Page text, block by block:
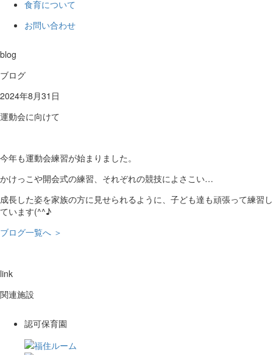
食育について
お問い合わせ
blog
ブログ
2024年8月31日
運動会に向けて
今年も運動会練習が始まりました。
かけっこや開会式の練習、それぞれの競技によさこい…
成長した姿を家族の方に見せられるように、子ども達も頑張って練習し
ています(^^♪
ブログ一覧へ ＞
link
関連施設
認可保育園